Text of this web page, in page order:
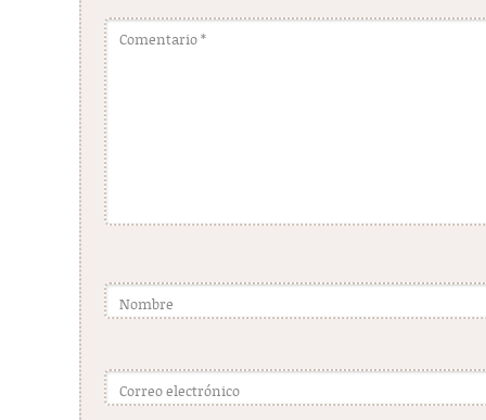
Comentario*
Nombre
Correo electrónico